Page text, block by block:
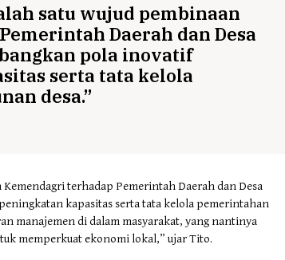
satu wujud pembinaan
Daerah dan Desa
pola inovatif
serta tata kelola
desa.”
terhadap Pemerintah Daerah dan Desa
kapasitas serta tata kelola pemerintahan
manajemen di dalam masyarakat, yang nantinya
memperkuat ekonomi lokal,” ujar Tito.